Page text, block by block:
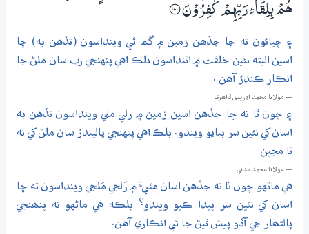
هُمْ بِلِقَاۗئِ رَبِّهِمْ كٰفِرُوْنَ ؀10
۽ چيائون ته ڇا جڏهن زمين ۾ گم ٿي وينداسون (تڏهن به) ڇا
اسين البته نئين خلقت ۾ اٿنداسون بلڪ اهي پنهنجي رب سان ملڻ جا
انڪار ڪندڙ آهن .
— مولانا محمد ادريس ڏاھري
۽ چون ٿا ته ڇا جڏهن اسين زمين ۾ رلي ملي وينداسون تڏهن به
اسان کي نئين سر بنايو ويندو. بلڪ اهي پنهنجي پاليندڙ سان ملڻ کي نه
ٿا مڃين
— مولانا محمد مدني
هي ماڻهو چون ٿا ته جڏهن اسان مٽيءَ ۾ رَلجي مَلجي وينداسون ته ڇا
اسان کي نئين سر پيدا ڪيو ويندو؟ بلڪه هي ماڻهو ته پنھنجي
پالڻھار جي آڏو پيش ٿيڻ جا ئي انڪاري آهن.